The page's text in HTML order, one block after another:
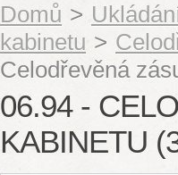
Domů >
kabinetu >
Celodřevěná
06.94 -
KABINETU